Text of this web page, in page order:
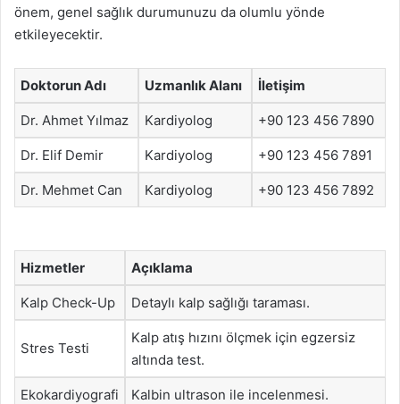
önem, genel sağlık durumunuzu da olumlu yönde
etkileyecektir.
Doktorun Adı Uzmanlık Alanı İletişim
Dr. Ahmet Yılmaz Kardiyolog +90 123 456 7890
Dr. Elif Demir Kardiyolog +90 123 456 7891
Dr. Mehmet Can Kardiyolog +90 123 456 7892
Hizmetler Açıklama
Kalp Check-Up Detaylı kalp sağlığı taraması.
Stres Testi
Kalp atış hızını ölçmek için egzersiz
altında test.
Ekokardiyografi Kalbin ultrason ile incelenmesi.